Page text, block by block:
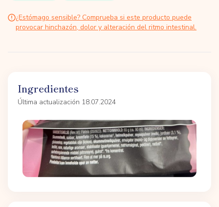
¿Estómago sensible? Comprueba si este producto puede
provocar hinchazón, dolor y alteración del ritmo intestinal.
Ingredientes
Última actualización 18.07.2024